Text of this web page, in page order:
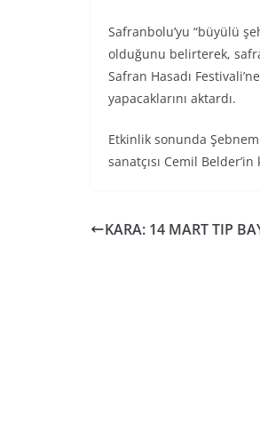
Safranbolu’yu “büyülü
olduğunu belirterek,
Safran Hasadı
yapacaklarını aktardı.
Etkinlik sonunda
sanatçısı Cemil
KARA: 14 MART TIP